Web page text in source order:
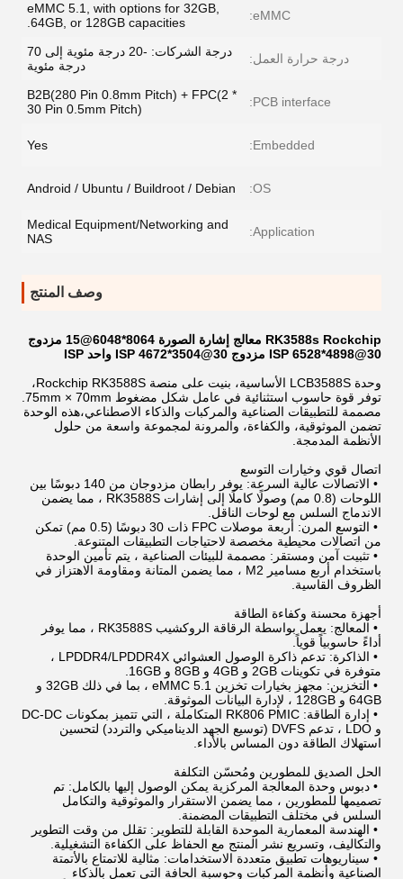
eMMC:
eMMC 5.1, with options for 32GB,
64GB, or 128GB capacities.
درجة حرارة العمل:
درجة الشركات: -20 درجة مئوية إلى 70
درجة مئوية
PCB interface:
B2B(280 Pin 0.8mm Pitch) + FPC(2 *
30 Pin 0.5mm Pitch)
Embedded:
Yes
OS:
Android / Ubuntu / Buildroot / Debian
Application:
Medical Equipment/Networking and
NAS
وصف المنتج
RK3588s Rockchip معالج إشارة الصورة 8064*6048@15 مزدوج
ISP 6528*4898@30 مزدوج ISP 4672*3504@30 واحد ISP
وحدة LCB3588S الأساسية، بنيت على منصة Rockchip RK3588S،
مصممة للتطبيقات الصناعية والمركبات والذكاء الاصطناعي،هذه الوحدة
تضمن الموثوقية، والكفاءة، والمرونة لمجموعة واسعة من حلول
الأنظمة المدمجة.
اتصال قوي وخيارات التوسع
•
الاتصالات عالية السرعة: يوفر رابطان مزدوجان من 140 دبوسًا بين
اللوحات (0.8 مم) وصولًا كاملًا إلى إشارات RK3588S ، مما يضمن
الاندماج السلس مع لوحات الناقل.
•
التوسع المرن: أربعة موصلات FPC ذات 30 دبوسًا (0.5 مم) تمكن
من اتصالات محيطية مخصصة لاحتياجات التطبيقات المتنوعة.
• تثبيت آمن ومستقر: مصممة للبيئات الصناعية ، يتم تأمين الوحدة
باستخدام أربع مسامير M2 ، مما يضمن المتانة ومقاومة الاهتزاز في
الظروف القاسية.
أجهزة محسنة وكفاءة الطاقة
•
المعالج: يعمل بواسطة الرقاقة الروكشيب RK3588S ، مما يوفر
أداءً حاسوبياً قوياً.
•
الذاكرة: تدعم ذاكرة الوصول العشوائي LPDDR4/LPDDR4X ،
متوفرة في تكوينات 2GB و 4GB و 8GB و 16GB.
•
التخزين: مجهز بخيارات تخزين eMMC 5.1 ، بما في ذلك 32GB و
64GB و 128GB ، لإدارة البيانات الموثوقة.
•
إدارة الطاقة: RK806 PMIC المتكاملة ، التي تتميز بمكونات DC-DC
و LDO ، تدعم DVFS (توسيع الجهد الديناميكي والتردد) لتحسين
استهلاك الطاقة دون المساس بالأداء.
الحل الصديق للمطورين ومُحسّن التكلفة
• دبوس وحدة المعالجة المركزية يمكن الوصول إليها بالكامل: تم
تصميمها للمطورين ، مما يضمن الاستقرار والموثوقية والتكامل
السلس في مختلف التطبيقات المضمنة.
• الهندسة المعمارية الموحدة القابلة للتطوير: تقلل من وقت التطوير
والتكاليف، وتسريع نشر المنتج مع الحفاظ على الكفاءة التشغيلية.
• سيناريوهات تطبيق متعددة الاستخدامات: مثالية للاتمتاع بالأتمتة
الصناعية وأنظمة المركبات وحوسبة الحافة التي تعمل بالذكاء